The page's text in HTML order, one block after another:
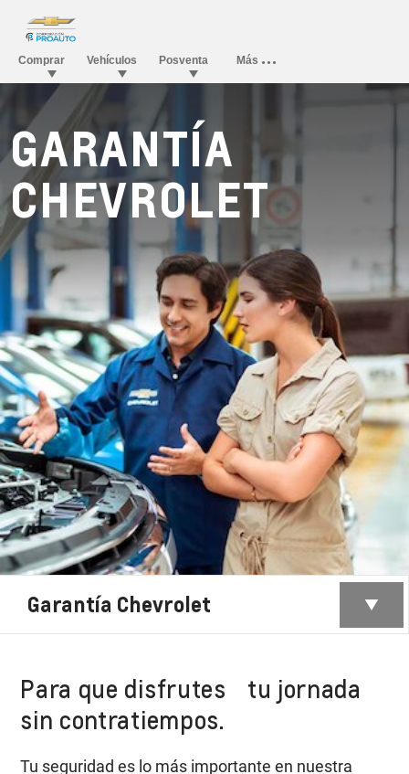
GARANTÍA
CHEVROLET
Garantía Chevrolet
Para que disfrutes tu jornada
sin contratiempos.
Tu seguridad es lo más importante en nuestra